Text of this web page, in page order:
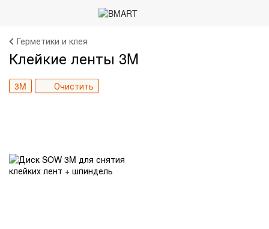
Герметики и клея
Клейкие ленты 3M
3M Очистить